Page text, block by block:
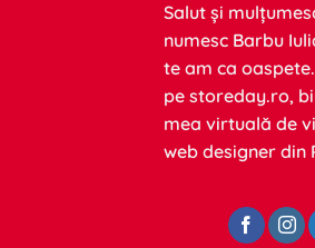
Salut și
numesc Barbu
te am ca
pe storeday.ro,
mea virtuală de
web designer din